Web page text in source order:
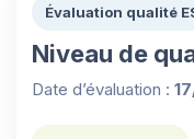
Évaluation qualité
Niveau de
Date d’évaluation :